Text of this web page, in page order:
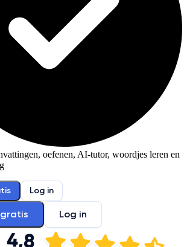
oefenen, AI-tutor, woordjes leren en
Log in
Log in